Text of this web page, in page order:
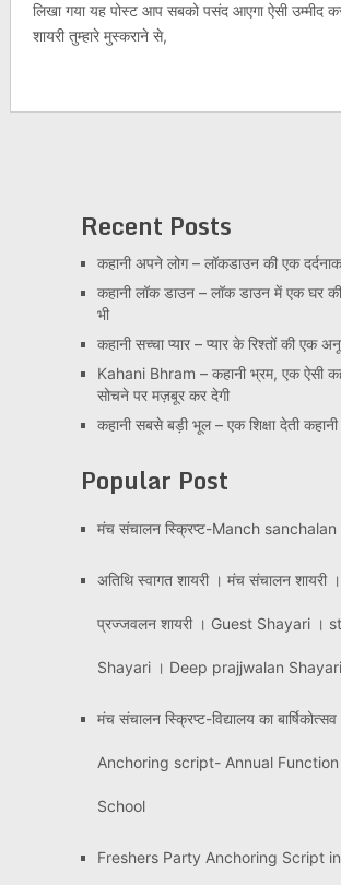
लिखा गया यह पोस्ट आप सबको पसंद आएगा ऐसी उम्मीद
शायरी तुम्हारे मुस्कराने से,
Recent Posts
कहानी अपने लोग – लॉकडाउन की एक
कहानी लॉक डाउन – लॉक डाउन में एक घर की
भी
कहानी सच्चा प्यार – प्यार के रिश्तों की एक
Kahani Bhram – कहानी भ्रम, एक ऐसी
सोचने पर मज़बूर कर देगी
कहानी सबसे बड़ी भूल – एक शिक्षा देती कहानी
Popular Post
मंच संचालन स्क्रिप्ट-Manch
अतिथि स्वागत शायरी । मंच संचालन शायरी
प्रज्जवलन शायरी । Guest Shayari ।
Shayari । Deep prajjwalan Shayari
मंच संचालन स्क्रिप्ट-विद्यालय का
Anchoring script- Annual
School
Freshers Party Anchoring Script